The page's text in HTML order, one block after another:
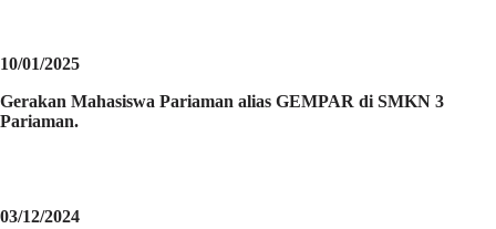
10/01/2025
Gerakan Mahasiswa Pariaman alias GEMPAR di SMKN 3
Pariaman.
03/12/2024